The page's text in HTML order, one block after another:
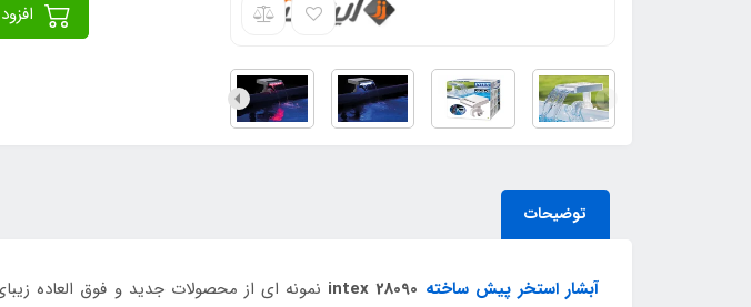
توضیحات
آبشار استخر پیش ساخته
نمونه ای از محصولات جدید و فوق العاده